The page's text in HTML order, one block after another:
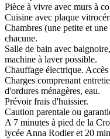
Pièce à vivre avec murs à
Cuisine avec plaque
Chambres (une petite et
chacune.
Salle de bain avec
machine à laver possible.
Chauffage électrique.
Charges comprenant
d'ordures ménagères, eau.
Prévoir frais d'huissier.
Caution parentale ou
A 7 minutes à pied de la
lycée Anna Rodier et 20